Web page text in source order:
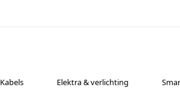
Kabels Elektra & verlichting